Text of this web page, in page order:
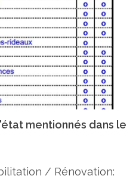
mentionnés dans le
/ Rénovation: